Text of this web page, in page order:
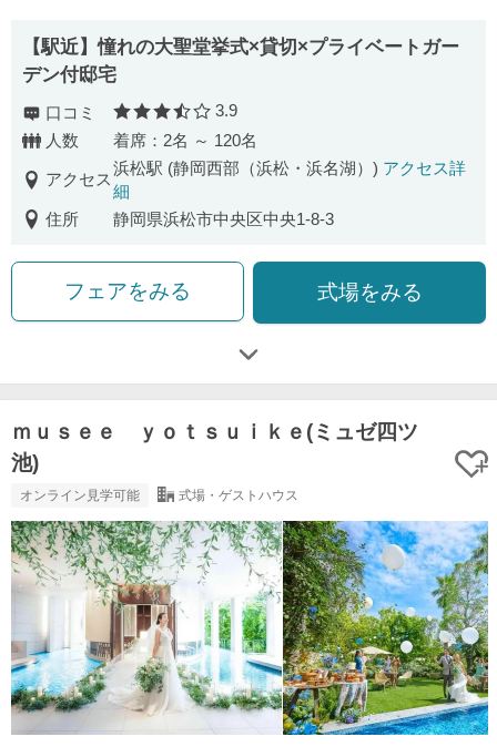
【駅近】憧れの大聖堂挙式×貸切×プライベートガー
デン付邸宅
口コミ 口コミ評価
3.9
人数
着席：2名 ～ 120名
アクセス
浜松駅 (静岡西部（浜松・浜名湖）) アクセス詳
細
住所
静岡県浜松市中央区中央1-8-3
フェアをみる 式場をみる
ｍｕｓｅｅ ｙｏｔｓｕｉｋｅ(ミュゼ四ツ
池)
オンライン見学可能 式場・ゲストハウス